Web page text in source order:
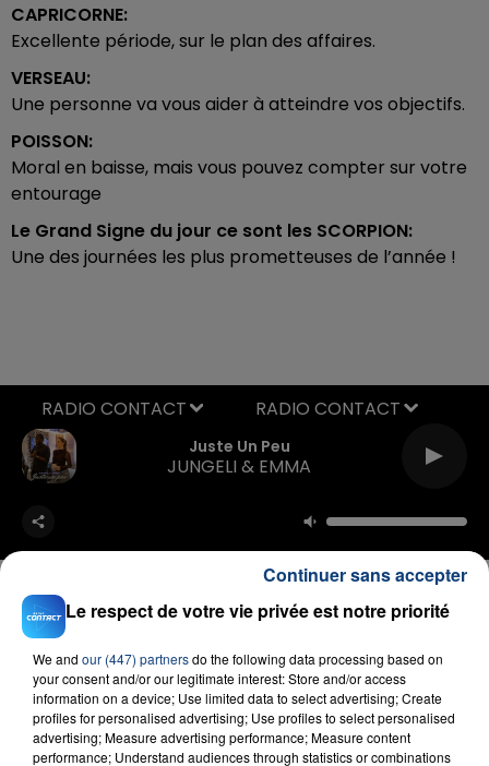
CAPRICORNE:
Excellente période, sur le plan des affaires.
VERSEAU:
Une personne va vous aider à atteindre vos objectifs.
POISSON:
Moral en baisse, mais vous pouvez compter sur votre
entourage
Le Grand Signe du jour ce sont les SCORPION:
Une des journées les plus prometteuses de l’année !
Juste Un Peu
JUNGELI & EMMA
RADIO CONTACT
FIL D'ACTU
Le respect de votre vie privée est notre priorité
We and our (447) partnersdo the following data processing based on
your consent and/or our legitimate interest: Store and/or access
information on a device; Use limited data to select advertising; Create
profiles for personalised advertising; Use profiles to select personalised
advertising; Measure advertising performance; Measure content
performance; Understand audiences through statistics or combinations
Continuer sans accepter